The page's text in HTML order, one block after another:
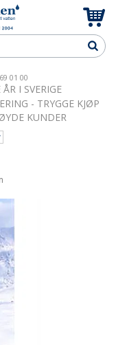
01 00
I SVERIGE
- TRYGGE KJØP
KUNDER